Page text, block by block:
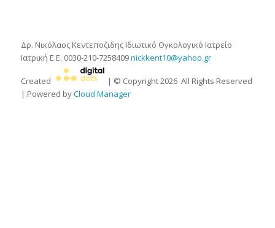
Δρ. Νικόλαος Κεντεποζιδης Ιδιωτικό Ογκολογικό Ιατρείο
Ιατρική Ε.Ε. 0030-210-7258409nickkent10@yahoo.gr
Created | © Copyright2026All Rights Reserved
| Powered byCloud Manager